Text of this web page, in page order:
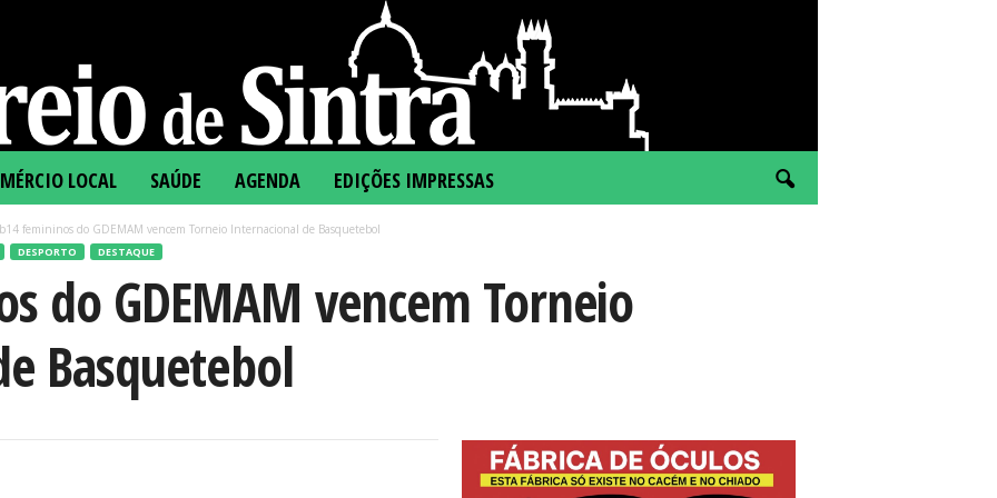
LOCAL SAÚDE AGENDA EDIÇÕES IMPRESSAS
femininos do GDEMAM vencem Torneio Internacional de Basquetebol
DESPORTO DESTAQUE
do GDEMAM vencem Torneio
Basquetebol